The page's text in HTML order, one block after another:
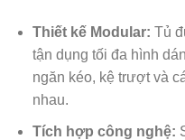
Thiết kế Modular: Tủ
tận dụng tối đa hình
ngăn kéo, kệ trượt và
nhau.
Tích hợp công nghệ: